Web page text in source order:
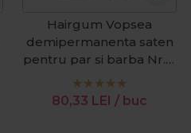
Hairgum Vopsea
demipermanenta saten
pentru par si barba Nr. 4
Brown 60g
80,33 LEI / buc